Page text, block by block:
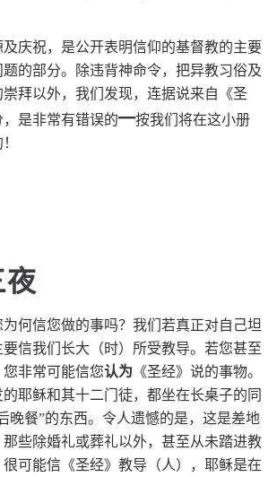
庆祝，是公开表明信仰的基督教的主要
的部分。除违背神命令，把异教习俗及
拜以外，我们发现，连据说来自《圣
是非常有错误的━按我们将在这小册
夜
何信您做的事吗？我们若真正对自己坦
信我们长大（时）所受教导。若您甚至
非常可能信您认为 《圣经》说的事物。
耶稣和其十二门徒，都坐在长桌子的同
晚餐”的东西。令人遗憾的是，这是差地
些除婚礼或葬礼以外，甚至从未踏进教
可能信《圣经》教导（人），耶稣是在